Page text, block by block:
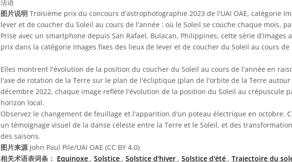
法语
图片说明 Troisième prix du concours d'astrophotographie 2023 de l'UAI OAE, catégorie
lever et de coucher du Soleil au cours de l'année : où le Soleil se couche chaque mois,
Prise avec un smartphone depuis San Rafael, Bulacan, Philippines, cette série d'images
prix dans la catégorie Images fixes des lieux de lever et de coucher du Soleil au cours de
Elles montrent l'évolution de la position du coucher du Soleil au cours de l'année en
l'axe de rotation de la Terre sur le plan de l'écliptique (plan de l'orbite de la Terre autour
décembre 2022, chaque image reflète l'évolution de la position du Soleil au crépuscule
horizon local.
Observez le changement de feuillage et l'apparition d'un poteau électrique en octobre.
un témoignage visuel de la danse céleste entre la Terre et le Soleil, et des
des saisons.
图片来源John Paul Pile/UAI OAE (CC BY 4.0)
相关术语表词条： Equinoxe , Solstice , Solstice d'hiver , Solstice d'été , Trajectoire du